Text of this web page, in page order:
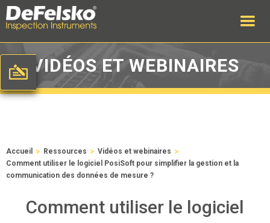
VIDÉOS ET WEBINAIRES
Accueil > Ressources > Vidéos et webinaires >
Comment utiliser le logiciel PosiSoft pour simplifier la gestion et la
communication des données de mesure ?
Comment utiliser le logiciel